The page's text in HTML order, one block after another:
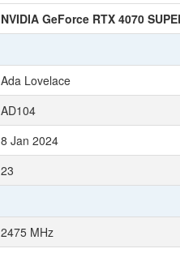
NVIDIA GeForce RTX 4070
Ada Lovelace
AD104
8 Jan 2024
23
2475 MHz